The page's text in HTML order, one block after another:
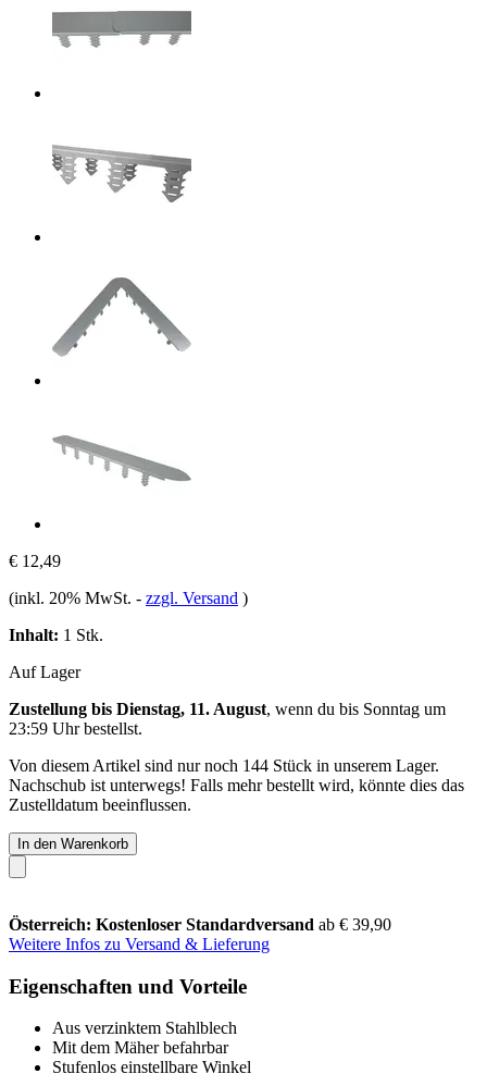
€ 12,49
(inkl. 20% MwSt. - zzgl. Versand )
Inhalt: 1 Stk.
Auf Lager
Zustellung bis Dienstag, 11. August, wenn du bis Sonntag um
23:59 Uhrbestellst.
Von diesem Artikel sind nur noch 144 Stück in unserem Lager.
Nachschub ist unterwegs! Falls mehr bestellt wird, könnte dies das
Zustelldatum beeinflussen.
In den Warenkorb
Österreich: Kostenloser Standardversand ab € 39,90
Weitere Infos zu Versand & Lieferung
Eigenschaften und Vorteile
Aus verzinktem Stahlblech
Mit dem Mäher befahrbar
Stufenlos einstellbare Winkel